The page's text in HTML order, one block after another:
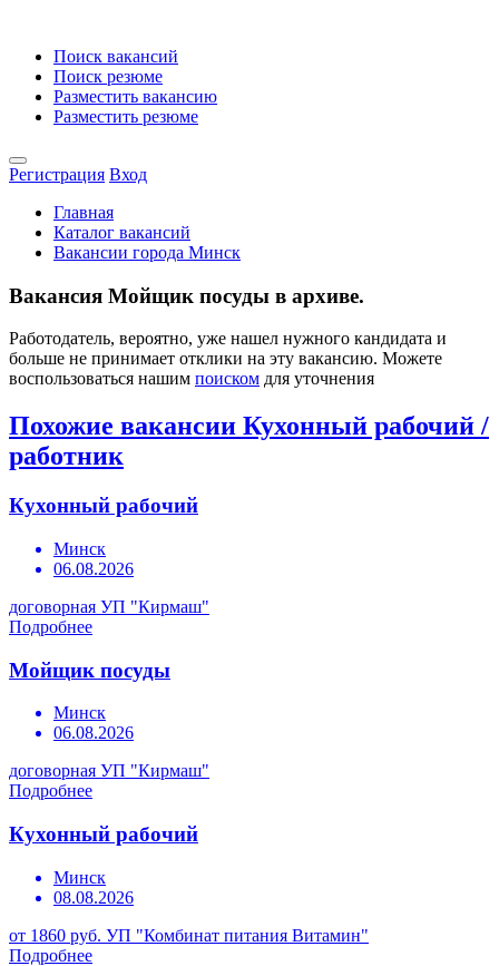
Поиск вакансий
Поиск резюме
Разместить вакансию
Разместить резюме
Регистрация Вход
Главная
Каталог вакансий
Вакансии города Минск
Вакансия Мойщик посуды в архиве.
Работодатель, вероятно, уже нашел нужного кандидата и
больше не принимает отклики на эту вакансию. Можете
воспользоваться нашим поиском для уточнения
Похожие вакансии Кухонный рабочий /
работник
Кухонный рабочий
Минск
06.08.2026
договорная УП "Кирмаш"
Подробнее
Мойщик посуды
Минск
06.08.2026
договорная УП "Кирмаш"
Подробнее
Кухонный рабочий
Минск
08.08.2026
от 1860 руб. УП "Комбинат питания Витамин"
Подробнее